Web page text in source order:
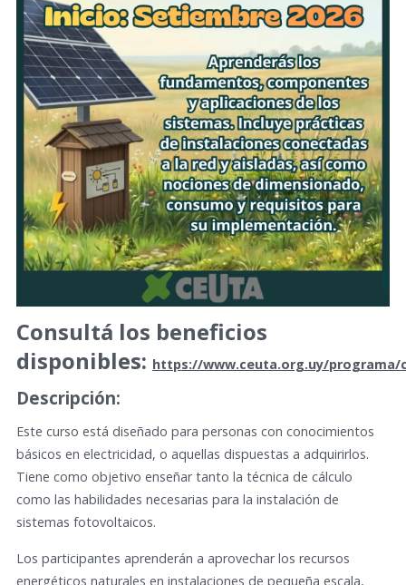
Consultá los beneficios
disponibles: https://www.ceuta.org.uy/programa/
Descripción:
Este curso está diseñado para personas con conocimientos
básicos en electricidad, o aquellas dispuestas a adquirirlos.
Tiene como objetivo enseñar tanto la técnica de cálculo
como las habilidades necesarias para la instalación de
sistemas fotovoltaicos.
Los participantes aprenderán a aprovechar los recursos
energéticos naturales en instalaciones de pequeña escala,